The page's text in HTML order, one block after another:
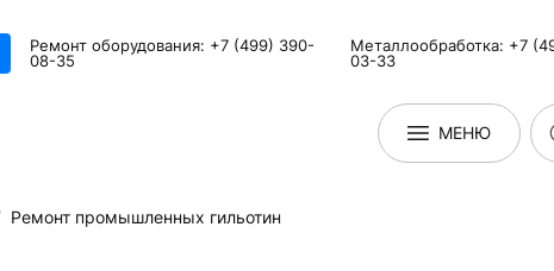
Ремонт оборудования: +7 (499) 390-
08-35
Металлообработка: +7
03-33
МЕНЮ
Ремонт промышленных гильотин